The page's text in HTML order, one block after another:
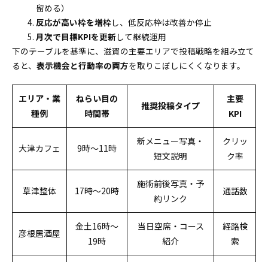
留める）
反応が高い枠を増枠し、低反応枠は改善か停止
月次で目標KPIを更新して継続運用
下のテーブルを基準に、滋賀の主要エリアで投稿戦略を組み立て
ると、 表示機会と行動率の両方を取りこぼしにくくなります。
エリア・業
種例
ねらい目の
時間帯
推奨投稿タイプ
主要
KPI
大津カフェ 9時〜11時
新メニュー写真・
短文説明
クリッ
ク率
草津整体 17時〜20時
施術前後写真・予
約リンク
通話数
彦根居酒屋
金土16時〜
19時
当日空席・コース
紹介
経路検
索